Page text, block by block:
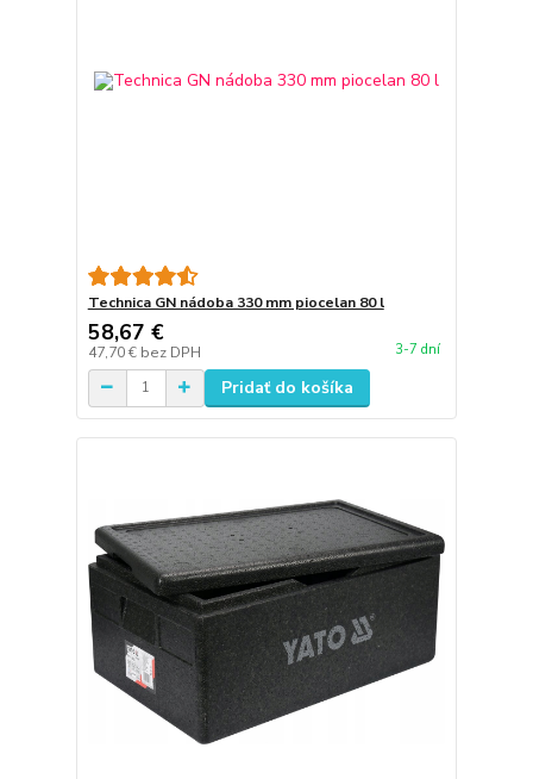
Technica GN nádoba 330 mm piocelan 80 l
58,67 €
47,70 € bez DPH 3-7 dní
Pridať do košíka